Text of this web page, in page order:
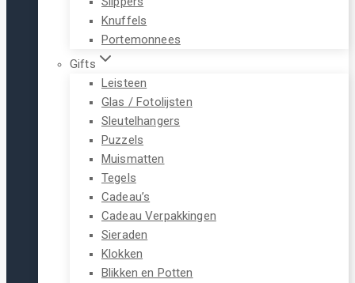
Knuffels
Portemonnees
Gifts
Leisteen
Glas / Fotolijsten
Sleutelhangers
Puzzels
Muismatten
Tegels
Cadeau’s
Cadeau Verpakkingen
Sieraden
Klokken
Blikken en Potten